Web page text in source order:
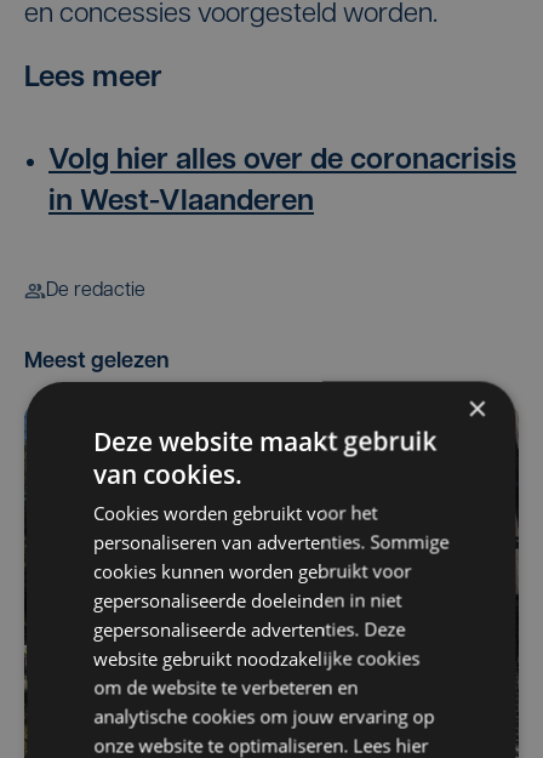
en concessies voorgesteld worden.
Lees meer
Volg hier alles over de coronacrisis
in West-Vlaanderen
De redactie
Meest gelezen
×
Deze website maakt gebruik
van cookies.
Cookies worden gebruikt voor het
personaliseren van advertenties. Sommige
cookies kunnen worden gebruikt voor
gepersonaliseerde doeleinden in niet
gepersonaliseerde advertenties. Deze
website gebruikt noodzakelijke cookies
om de website te verbeteren en
analytische cookies om jouw ervaring op
onze website te optimaliseren. Lees hier